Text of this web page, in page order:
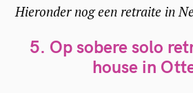
Hieronder nog een retraite in
5. Op sobere solo
house in